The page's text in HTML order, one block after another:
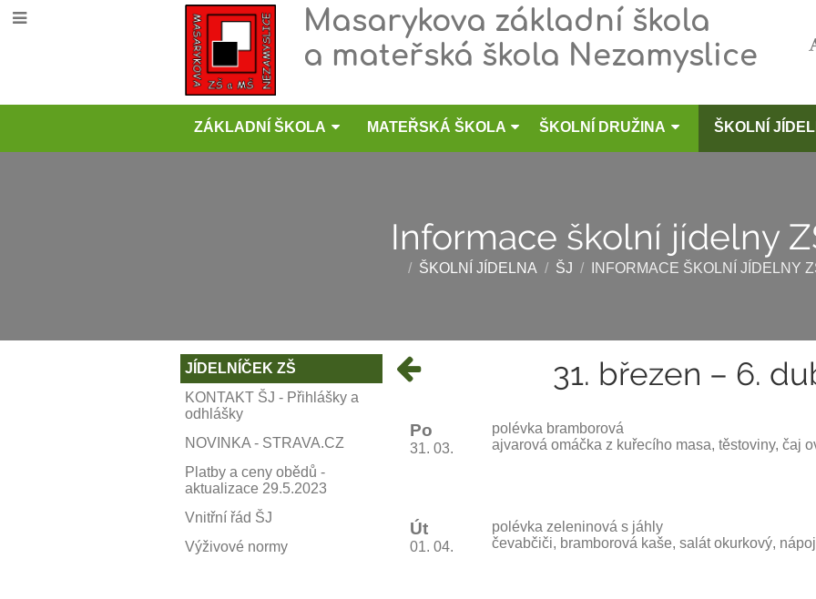
Masarykova základní škola
a mateřská škola Nezamyslice
ZÁKLADNÍ ŠKOLA MATEŘSKÁ ŠKOLA ŠKOLNÍ DRUŽINA ŠKOLNÍ
Informace školní jídelny
/ ŠKOLNÍ JÍDELNA / ŠJ / INFORMACE ŠKOLNÍ JÍDELNY
Informace
školní
jídelny
ZŠ
JÍDELNÍČEK ZŠ
KONTAKT ŠJ - Přihlášky a
odhlášky
NOVINKA - STRAVA.CZ
Platby a ceny obědů -
aktualizace 29.5.2023
Vnitřní řád ŠJ
Výživové normy
31. březen – 6.
Po
31. 03.
polévka bramborová
ajvarová omáčka z kuřecího masa, těstoviny, čaj
Út
01. 04.
polévka zeleninová s jáhly
čevabčiči, bramborová kaše, salát okurkový, nápoj